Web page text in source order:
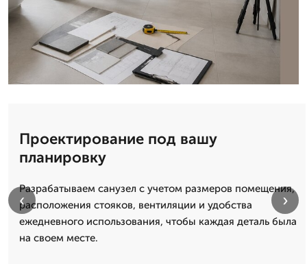
Проектирование под вашу
планировку
Разрабатываем санузел с учетом размеров помещения,
расположения стояков, вентиляции и удобства
ежедневного использования, чтобы каждая деталь была
на своем месте.
‹ ›